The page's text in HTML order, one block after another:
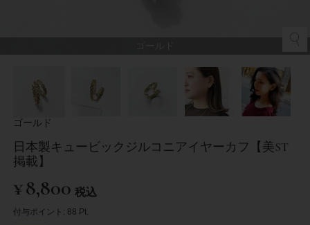
ゴールド
日本製キュービックジルコニアイヤーカフ【美ST
掲載】
¥8,800 税込
付与ポイント: 88 Pt.